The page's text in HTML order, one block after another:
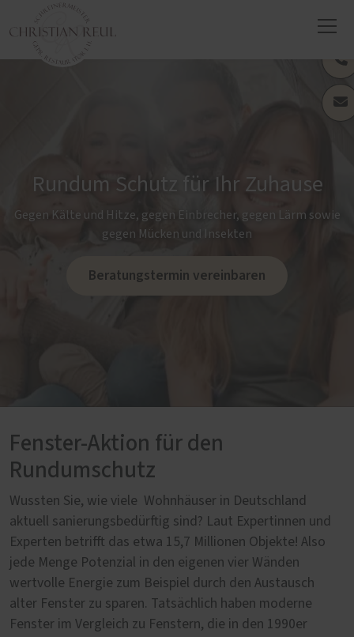
Rundum Schutz für Ihr Zuhause
Gegen Kälte und Hitze, gegen Einbrecher, gegen Lärm sowie
gegen Mücken und Insekten
Beratungstermin vereinbaren
Fenster-Aktion für den
Rundumschutz
Wussten Sie, wie viele Wohnhäuser in Deutschland
aktuell sanierungsbedürftig sind? Laut Expertinnen und
Experten betrifft das etwa 15,7 Millionen Objekte! Also
jede Menge Potenzial in den eigenen vier Wänden
wertvolle Energie zum Beispiel durch den Austausch
alter Fenster zu sparen. Tatsächlich haben moderne
Fenster im Vergleich zu Fenstern, die in den 1990er